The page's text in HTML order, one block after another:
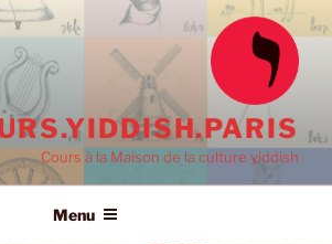
Skip
to
content
Cours à la Maison de la culture yiddish
Menu